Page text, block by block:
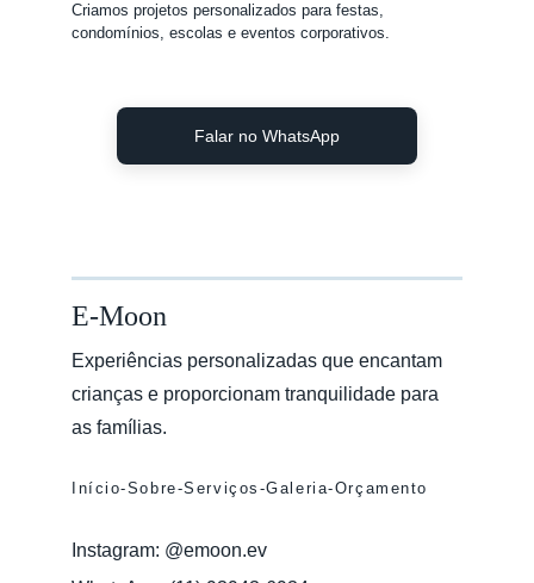
Falar no WhatsApp
Criamos projetos personalizados para festas,
condomínios, escolas e eventos corporativos.
E-Moon
Experiências personalizadas que encantam
crianças e proporcionam tranquilidade para
as famílias.
Início-Sobre-Serviços -Galeria-Orçamento
Instagram: @emoon.ev